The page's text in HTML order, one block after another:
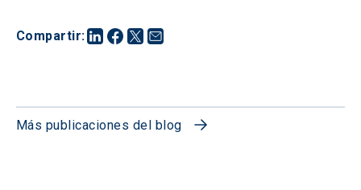
Compartir:
Más publicaciones del blog